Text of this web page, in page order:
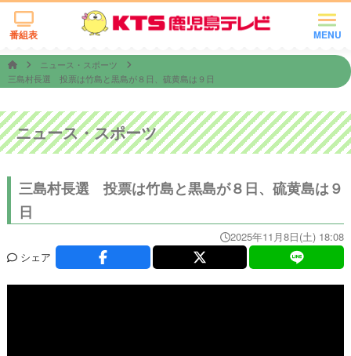
MENU
番組表
ニュース・スポーツ
三島村長選 投票は竹島と黒島が８日、硫黄島は９日
ニュース・スポーツ
三島村長選 投票は竹島と黒島が８日、硫黄島は９
日
2025年11月8日(土) 18:08
シェア